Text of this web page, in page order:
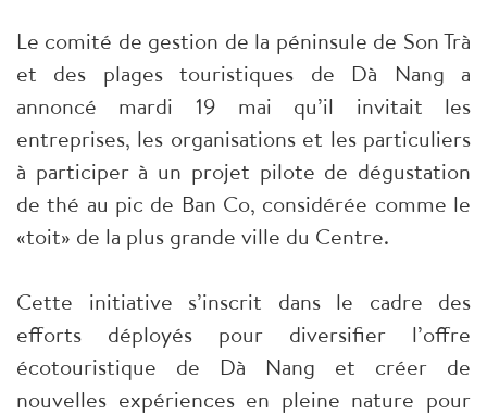
Le comité de gestion de la péninsule de Son Trà
et des plages touristiques de Dà Nang a
annoncé mardi 19 mai qu’il invitait les
entreprises, les organisations et les particuliers
à participer à un projet pilote de dégustation
de thé au pic de Ban Co, considérée comme le
«toit» de la plus grande ville du Centre.
Cette initiative s’inscrit dans le cadre des
efforts déployés pour diversifier l’offre
écotouristique de Dà Nang et créer de
nouvelles expériences en pleine nature pour